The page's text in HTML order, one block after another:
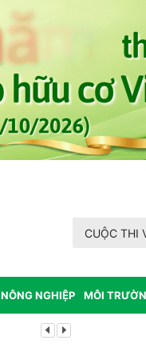
CUỘC THI
NGHIỆP MÔI
Tổ chức lấy mẫu